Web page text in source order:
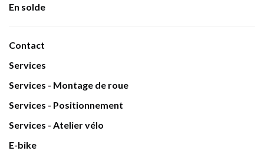
En solde
Contact
Services
Services - Montage de roue
Services - Positionnement
Services - Atelier vélo
E-bike